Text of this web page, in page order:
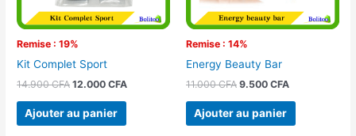
Remise : 19%
Kit Complet Sport
14.900CFA 12.000CFA
Ajouter au panier
Remise : 14%
Energy Beauty Bar
11.000CFA 9.500 CFA
Ajouter au panier